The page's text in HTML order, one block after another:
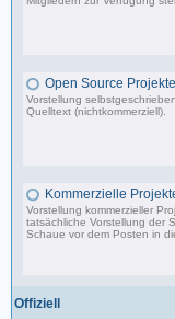
Open Source Projekte
Vorstellung
Quelltext (nichtkommerziell).
Kommerzielle
Vorstellung kommerzieller
tatsächliche Vorstellung der
Schaue vor dem Posten in
Offiziell